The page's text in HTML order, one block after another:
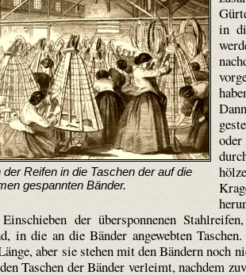
Reifen in die Taschen der auf die
gespannten Bänder.
in
der über­sponnenen
in die an die Bänder ange­webten
aber sie stehen mit den Bändern noch
Taschen der Bänder verleimt, nachdem